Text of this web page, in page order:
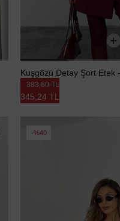
Kuşgözü Detay Şort Etek
345,24 TL
383,60 TL
%40